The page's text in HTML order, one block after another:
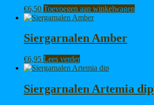
€6,50 Toevoegen aan winkelwagen
Siergarnalen Amber
€6,95 Lees verder
Siergarnalen Artemia dip